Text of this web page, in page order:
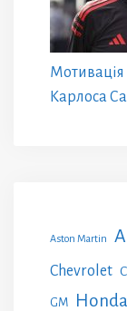
Мотивація
Карлоса
Aston Martin
Chevrolet
GM Honda